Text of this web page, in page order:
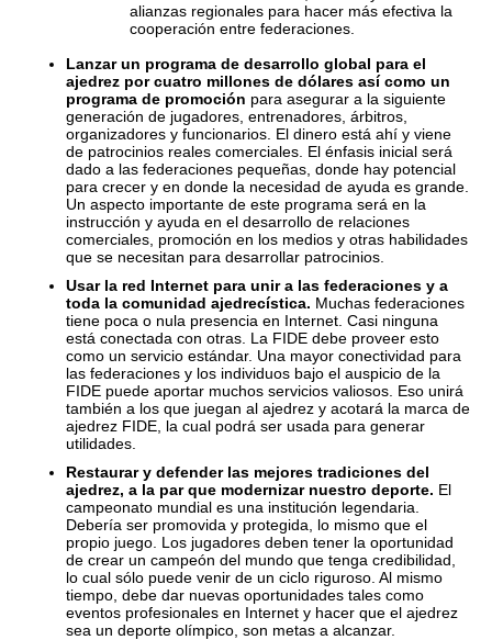
alianzas regionales para hacer más efectiva la
cooperación entre federaciones.
Lanzar un programa de desarrollo global para el
ajedrez por cuatro millones de dólares así como un
programa de promoción para asegurar a la siguiente
generación de jugadores, entrenadores, árbitros,
organizadores y funcionarios. El dinero está ahí y viene
de patrocinios reales comerciales. El énfasis inicial será
dado a las federaciones pequeñas, donde hay potencial
para crecer y en donde la necesidad de ayuda es grande.
Un aspecto importante de este programa será en la
instrucción y ayuda en el desarrollo de relaciones
comerciales, promoción en los medios y otras habilidades
que se necesitan para desarrollar patrocinios.
Usar la red Internet para unir a las federaciones y a
toda la comunidad ajedrecística. Muchas federaciones
tiene poca o nula presencia en Internet. Casi ninguna
está conectada con otras. La FIDE debe proveer esto
como un servicio estándar. Una mayor conectividad para
las federaciones y los individuos bajo el auspicio de la
FIDE puede aportar muchos servicios valiosos. Eso unirá
también a los que juegan al ajedrez y acotará la marca de
ajedrez FIDE, la cual podrá ser usada para generar
utilidades.
Restaurar y defender las mejores tradiciones del
ajedrez, a la par que modernizar nuestro deporte. El
campeonato mundial es una institución legendaria.
Debería ser promovida y protegida, lo mismo que el
propio juego. Los jugadores deben tener la oportunidad
de crear un campeón del mundo que tenga credibilidad,
lo cual sólo puede venir de un ciclo riguroso. Al mismo
tiempo, debe dar nuevas oportunidades tales como
eventos profesionales en Internet y hacer que el ajedrez
sea un deporte olímpico, son metas a alcanzar.